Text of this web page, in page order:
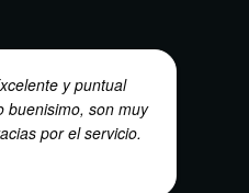
y puntual
buenisimo, son muy
por el servicio.